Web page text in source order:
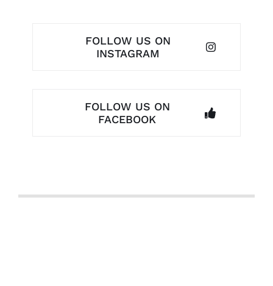
FOLLOW US ON
INSTAGRAM
FOLLOW US ON
FACEBOOK